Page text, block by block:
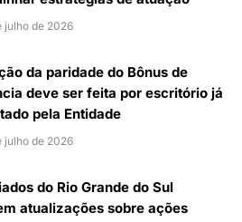
julho de 2026
da paridade do Bônus de
deve ser feita por escritório já
pela Entidade
julho de 2026
do Rio Grande do Sul
atualizações sobre ações